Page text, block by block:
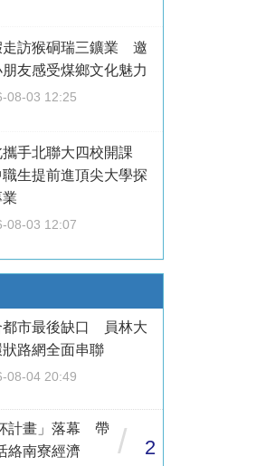
走訪猴硐瑞三鑛業 邀
朋友感受煤鄉文化魅力
08-03 12:25
攜手北聯大四校開課
生提前進頂尖大學探
08-03 12:07
都市最後缺口 員林大
路網全面串聯
08-04 20:49
計畫」落幕 帶
絡南寮經濟
/ 2